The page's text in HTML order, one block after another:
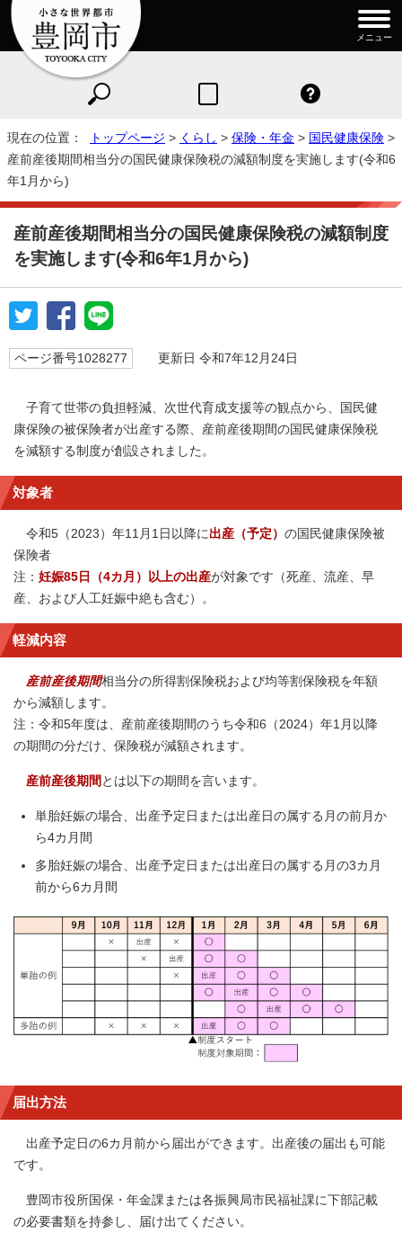
メニュー
現在の位置： トップページ > くらし > 保険・年金 > 国民健康保険 >
産前産後期間相当分の国民健康保険税の減額制度を実施します(令和6
年1月から)
産前産後期間相当分の国民健康保険税の減額制度
を実施します(令和6年1月から)
ページ番号1028277 更新日 令和7年12月24日
子育て世帯の負担軽減、次世代育成支援等の観点から、国民健
康保険の被保険者が出産する際、産前産後期間の国民健康保険税
を減額する制度が創設されました。
対象者
令和5（2023）年11月1日以降に出産（予定） の国民健康保険被
保険者
注： 妊娠85日（4カ月）以上の出産が対象です（死産、流産、早
産、および人工妊娠中絶も含む）。
軽減内容
産前産後期間相当分の所得割保険税および均等割保険税を年額
から減額します。
注： 令和5年度は、産前産後期間のうち令和6（2024）年1月以降
の期間の分だけ、保険税が減額されます。
産前産後期間 とは以下の期間を言います。
単胎妊娠の場合、出産予定日または出産日の属する月の前月か
ら4カ月間
多胎妊娠の場合、出産予定日または出産日の属する月の3カ月
前から6カ月間
届出方法
出産予定日の6カ月前から届出ができます。出産後の届出も可能
です。
豊岡市役所国保・年金課または各振興局市民福祉課に下部記載
の必要書類を持参し、届け出てください。